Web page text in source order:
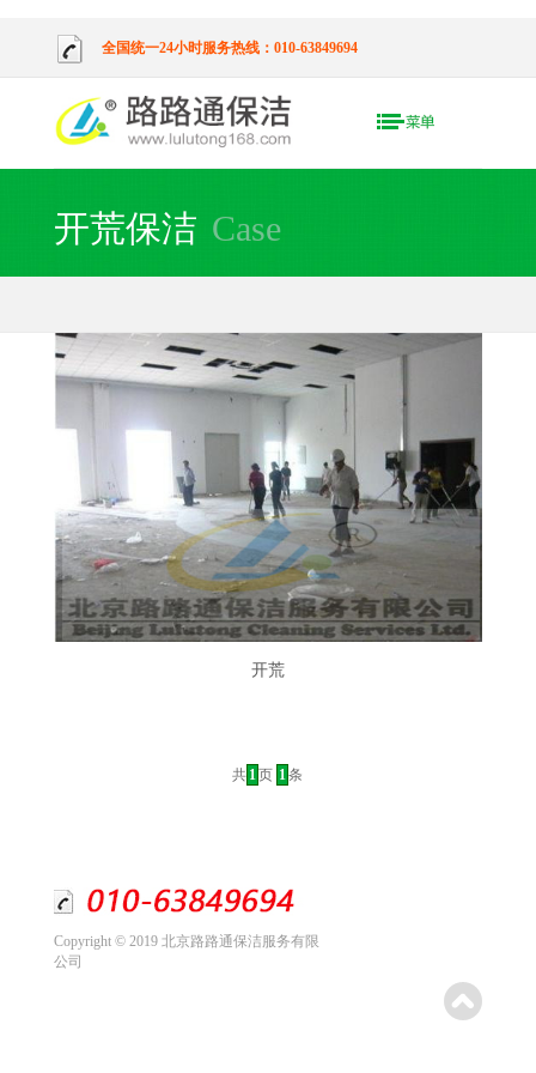
全国统一24小时服务热线：010-63849694
开荒保洁 Case
开荒
共 1页 1条
Copyright © 2019 北京路路通保洁服务有限
公司